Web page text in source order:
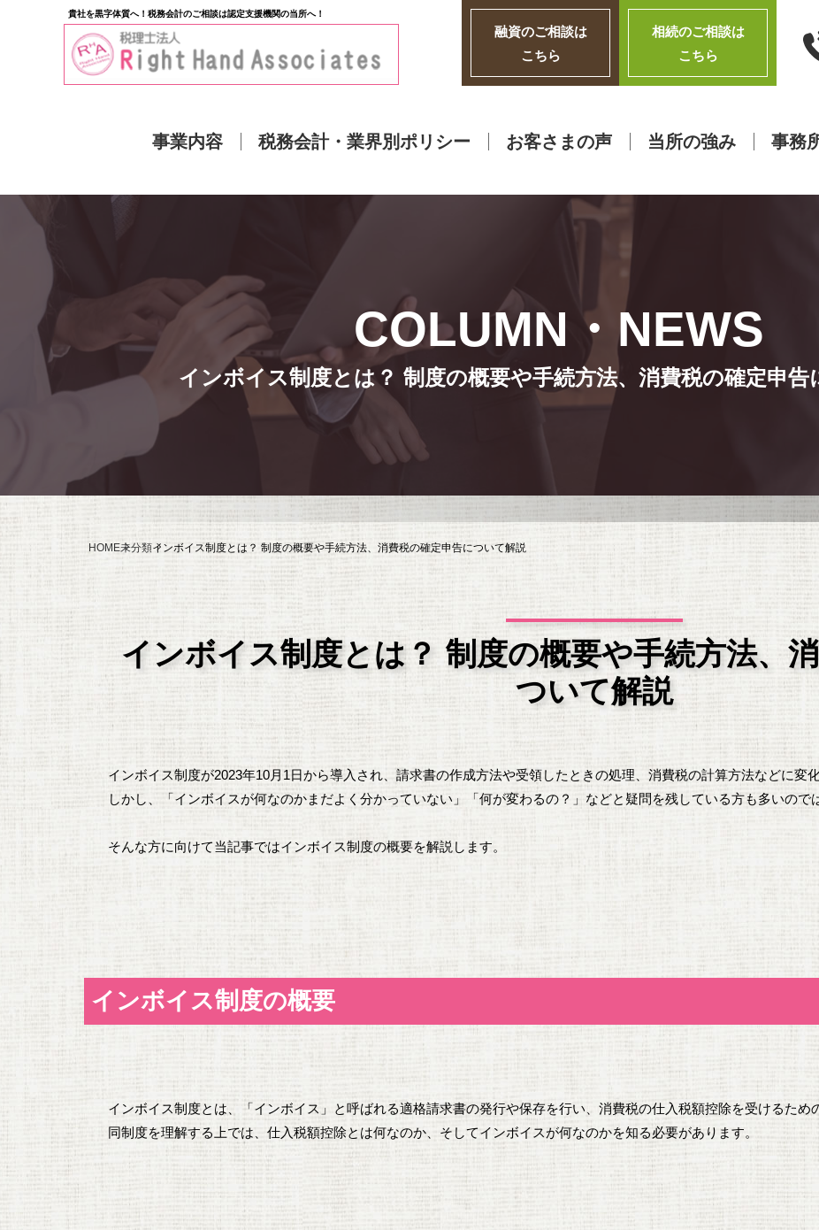
貴社を黒字体質へ！税務会計のご相談は認定支援機関の当所へ！
インボイス制度とは？ 制度の概要や手続方法、消費税の確定申告
HOME未分類インボイス制度とは？ 制度の概要や手続方法、消費税の確定申告について解説
事業内容 税務会計・業界別ポリシー お客さまの声 当所の強み 事務
融資のご相談は
こちら
相続のご相談は
こちら
インボイス制度とは？ 制度の概要や手続方法、
ついて解説
インボイス制度が2023年10月1日から導入され、請求書の作成方法や受領したときの処理、消費税の計算方法などに変化
しかし、「インボイスが何なのかまだよく分かっていない」「何が変わるの？」などと疑問を残している方も多いので
そんな方に向けて当記事ではインボイス制度の概要を解説します。
インボイス制度の概要
インボイス制度とは、「インボイス」と呼ばれる適格請求書の発行や保存を行い、消費税の仕入税額控除を受けるため
同制度を理解する上では、仕入税額控除とは何なのか、そしてインボイスが何なのかを知る必要があります。